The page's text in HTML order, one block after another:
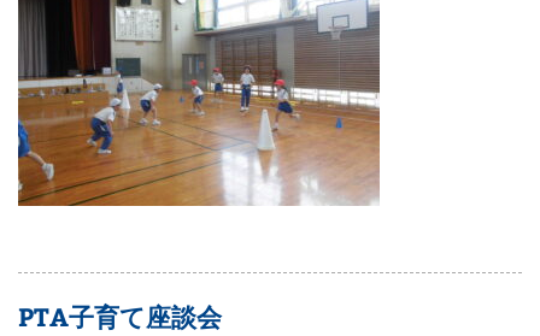
PTA子育て座談会